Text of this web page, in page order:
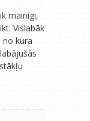
mainīgi,
Vislabāk
no kura